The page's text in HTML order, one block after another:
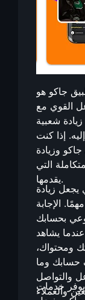
جاكو هو
القوي مع
شعبية
إذا كنت
وزيادة
التي
يقدمها.
زيادة
الإجابة
بحسابك
يشاهد
ومحتواك،
حسابك وما
والتواصل
والعملاء
يوفر خدمات